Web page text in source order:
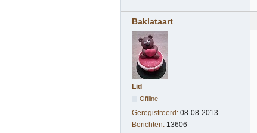
Baklataart
Lid
Offline
Geregistreerd: 08-08-2013
Berichten: 13606